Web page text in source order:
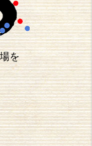
を